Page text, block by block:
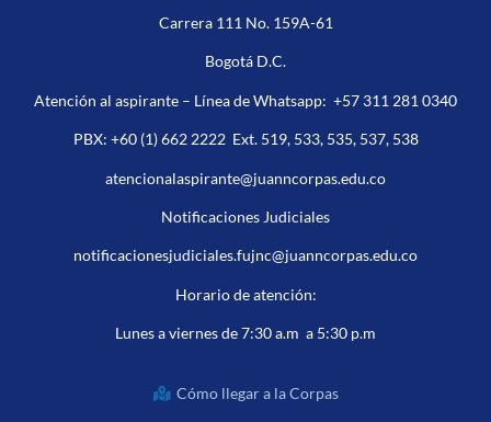
Carrera 111 No. 159A-61
Bogotá D.C.
Atención al aspirante – Línea de Whatsapp: +57 311 281 0340
PBX: +60 (1) 662 2222Ext. 519, 533, 535, 537, 538
atencionalaspirante@juanncorpas.edu.co
Notificaciones Judiciales
notificacionesjudiciales.fujnc@juanncorpas.edu.co
Horario de atención:
Lunes a viernes de 7:30 a.m a 5:30 p.m
Cómo llegar a la Corpas